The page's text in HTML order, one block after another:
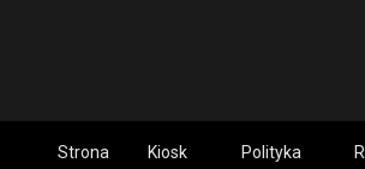
Strona
Kiosk
Polityka